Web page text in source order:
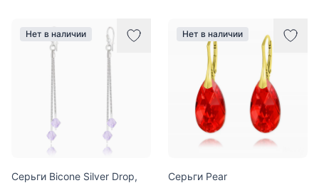
Нет в наличии
Серьги Bicone Silver Drop,
Нет в наличии
Серьги Pear